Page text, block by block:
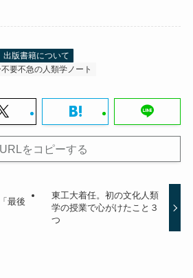
出版書籍について
要不急の人類学ノート
URLをコピーする
最後
東工大着任。初の文化人類
学の授業で心がけたこと３
つ